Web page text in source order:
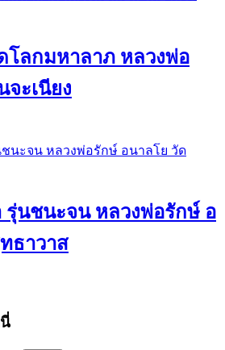
โลกมหาลาภ หลวงพ่อ
จะเนียง
รุ่นชนะจน หลวงพ่อรักษ์ อ
ธาวาส